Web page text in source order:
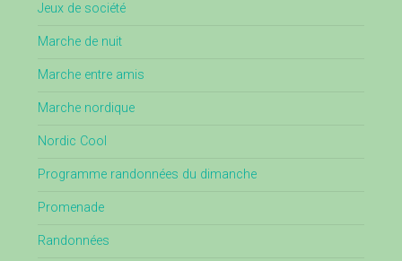
Jeux de société
Marche de nuit
Marche entre amis
Marche nordique
Nordic Cool
Programme randonnées du dimanche
Promenade
Randonnées